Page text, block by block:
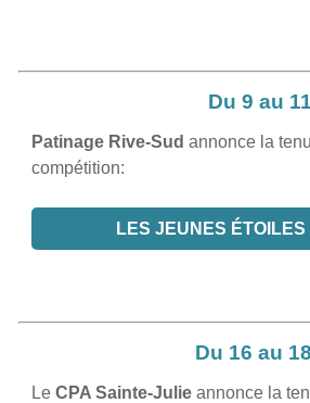
Du 9 au
Patinage Rive-Sud annonce la
compétition:
LES JEUNES ÉTOILES
Du 16 au
LeCPA Sainte-Julie annonce la